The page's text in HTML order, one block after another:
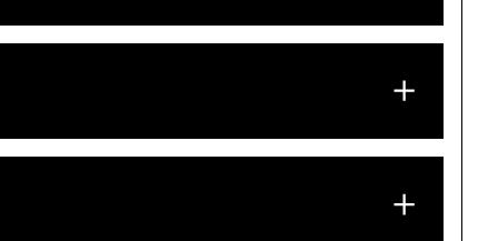
ASY25-KN split